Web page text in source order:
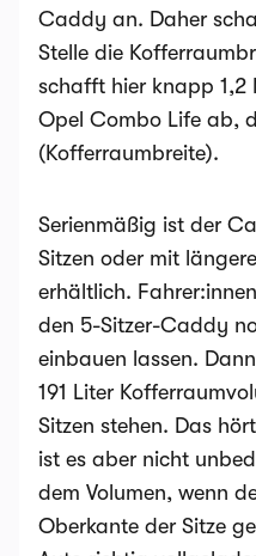
Caddy an. Daher
Stelle die
schafft hier knapp 1,2
Opel Combo Life ab,
(Kofferraumbreite).
Serienmäßig ist der
Sitzen oder mit
erhältlich.
den 5-Sitzer-Caddy
einbauen lassen.
191 Liter
Sitzen stehen. Das
ist es aber nicht
dem Volumen, wenn
Oberkante der Sitze